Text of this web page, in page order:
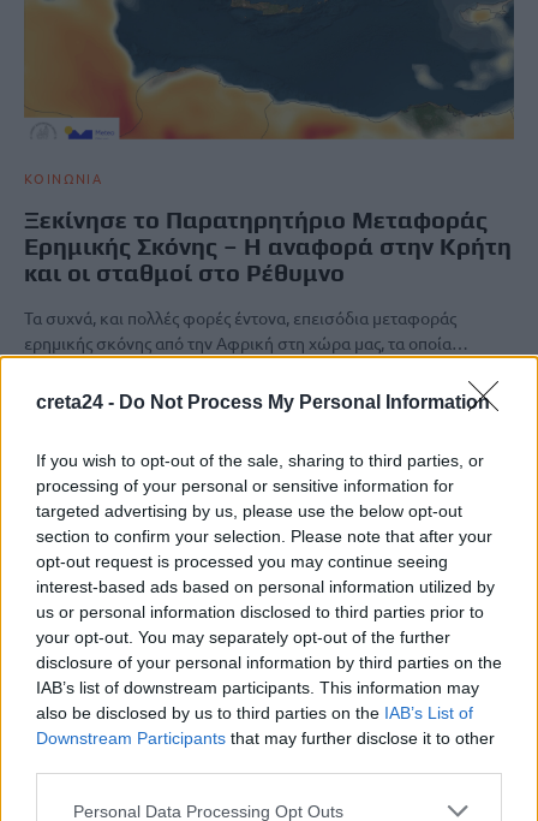
creta24 - Do Not Process My Personal Information
If you wish to opt-out of the sale, sharing to third parties, or
processing of your personal or sensitive information for
targeted advertising by us, please use the below opt-out
section to confirm your selection. Please note that after your
opt-out request is processed you may continue seeing
interest-based ads based on personal information utilized by
us or personal information disclosed to third parties prior to
your opt-out. You may separately opt-out of the further
disclosure of your personal information by third parties on the
IAB’s list of downstream participants. This information may
also be disclosed by us to third parties on the IAB’s List of
Downstream Participants that may further disclose it to other
Personal Data Processing Opt Outs
ΚΟΙΝΩΝΙΑ
Ξεκίνησε το Παρατηρητήριο Μεταφοράς
Ερημικής Σκόνης – Η αναφορά στην Κρήτη
και οι σταθμοί στο Ρέθυμνο
Τα συχνά, και πολλές φορές έντονα, επεισόδια μεταφοράς
ερημικής σκόνης από την Αφρική στη χώρα μας, τα οποία…
Νέο κύμα μεταφοράς αφρικανικής σκόνης